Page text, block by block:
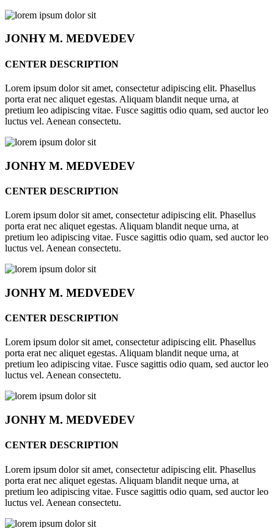
JONHYM. MEDVEDEV
CENTER DESCRIPTION
Lorem ipsum dolor sit amet, consectetur adipiscing elit. Phasellus
porta erat nec aliquet egestas. Aliquam blandit neque urna, at
pretium leo adipiscing vitae. Fusce sagittis odio quam, sed auctor leo
luctus vel. Aenean consectetu.
JONHYM. MEDVEDEV
CENTER DESCRIPTION
Lorem ipsum dolor sit amet, consectetur adipiscing elit. Phasellus
porta erat nec aliquet egestas. Aliquam blandit neque urna, at
pretium leo adipiscing vitae. Fusce sagittis odio quam, sed auctor leo
luctus vel. Aenean consectetu.
JONHYM. MEDVEDEV
CENTER DESCRIPTION
Lorem ipsum dolor sit amet, consectetur adipiscing elit. Phasellus
porta erat nec aliquet egestas. Aliquam blandit neque urna, at
pretium leo adipiscing vitae. Fusce sagittis odio quam, sed auctor leo
luctus vel. Aenean consectetu.
JONHYM. MEDVEDEV
CENTER DESCRIPTION
Lorem ipsum dolor sit amet, consectetur adipiscing elit. Phasellus
porta erat nec aliquet egestas. Aliquam blandit neque urna, at
pretium leo adipiscing vitae. Fusce sagittis odio quam, sed auctor leo
luctus vel. Aenean consectetu.